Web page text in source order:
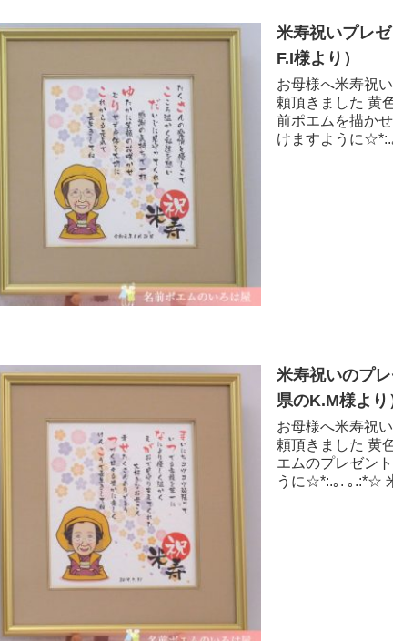
米寿祝いプレ
F.I様より ）
お母様へ米寿祝
頼頂きました 黄
前ポエムを描か
けますように
米寿祝いのプ
県のK.M様より
お母様へ米寿祝
頼頂きました 黄
エムのプレゼン
うに☆*:.｡. ｡.:*☆